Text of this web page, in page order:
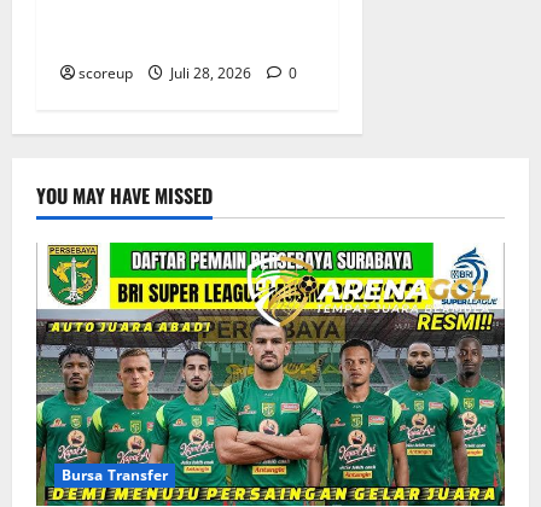
scoreup Juli 28, 2026 0
YOU MAY HAVE MISSED
Bursa Transfer